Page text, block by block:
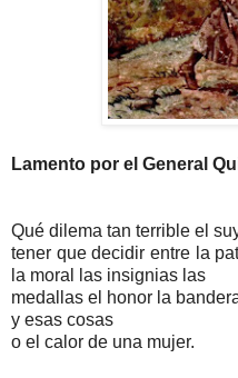
Lamento por el General
Qué dilema tan terrible el
tener que decidir entre la
la moral las insignias las
medallas el honor la
y esas cosas
o el calor de una mujer.